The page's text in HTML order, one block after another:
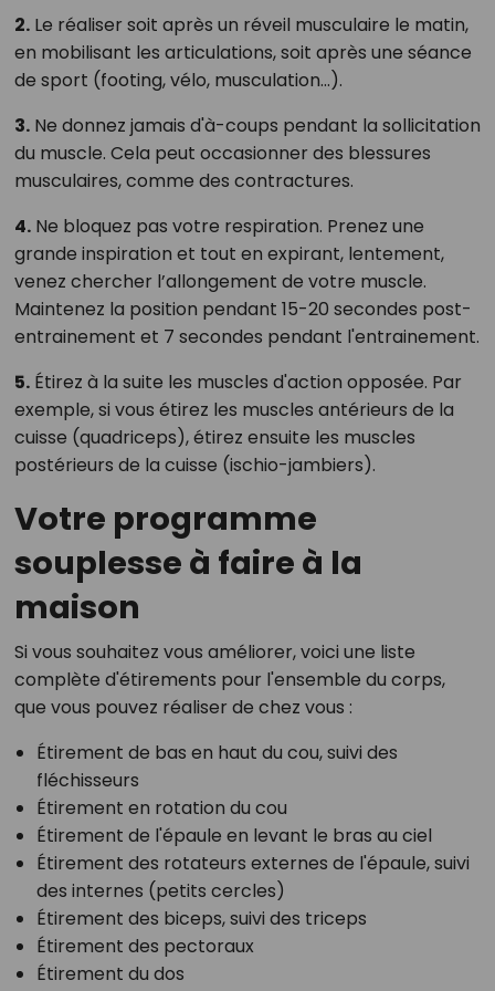
2.Le réaliser soit après un réveil musculaire le matin,
en mobilisant les articulations, soit après une séance
de sport (footing, vélo, musculation...).
3.Ne donnez jamais d'à-coups pendant la sollicitation
du muscle. Cela peut occasionner des blessures
musculaires, comme des contractures.
4.Ne bloquez pas votre respiration. Prenez une
grande inspiration et tout en expirant, lentement,
venez chercher l’allongement de votre muscle.
Maintenez la position pendant 15-20 secondes post-
entrainement et 7 secondes pendant l'entrainement.
5.Étirez à la suite les muscles d'action opposée. Par
exemple, si vous étirez les muscles antérieurs de la
cuisse (quadriceps), étirez ensuite les muscles
postérieurs de la cuisse (ischio-jambiers).
Votre programme
souplesse à faire à la
maison
Si vous souhaitez vous améliorer, voici une liste
complète d'étirements pour l'ensemble du corps,
que vous pouvez réaliser de chez vous :
Étirement de bas en haut du cou, suivi des
fléchisseurs
Étirement en rotation du cou
Étirement de l'épaule en levant le bras au ciel
Étirement des rotateurs externes de l'épaule, suivi
des internes (petits cercles)
Étirement des biceps, suivi des triceps
Étirement des pectoraux
Étirement du dos